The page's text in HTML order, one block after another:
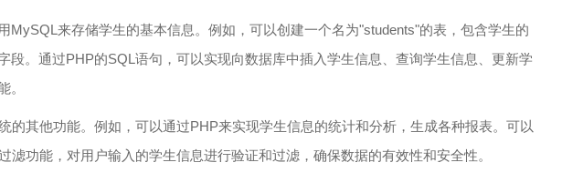
MySQL来存储学生的基本信息。例如，可以创建一个名为"students"的表，包含学生的
段。通过PHP的SQL语句，可以实现向数据库中插入学生信息、查询学生信息、更新学
。
的其他功能。例如，可以通过PHP来实现学生信息的统计和分析，生成各种报表。可以
滤功能，对用户输入的学生信息进行验证和过滤，确保数据的有效性和安全性。